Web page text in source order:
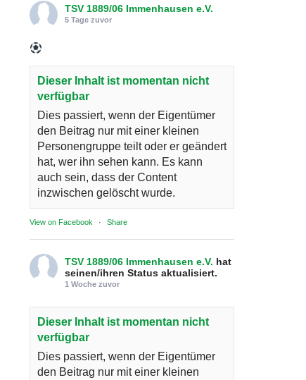
TSV 1889/06 Immenhausen e.V.
5 Tage zuvor
Dieser Inhalt ist momentan nicht
verfügbar
Dies passiert, wenn der Eigentümer
den Beitrag nur mit einer kleinen
Personengruppe teilt oder er geändert
hat, wer ihn sehen kann. Es kann
auch sein, dass der Content
inzwischen gelöscht wurde.
View on Facebook · Share
TSV 1889/06 Immenhausen e.V. hat
seinen/ihren Status aktualisiert.
1 Woche zuvor
Dieser Inhalt ist momentan nicht
verfügbar
Dies passiert, wenn der Eigentümer
den Beitrag nur mit einer kleinen